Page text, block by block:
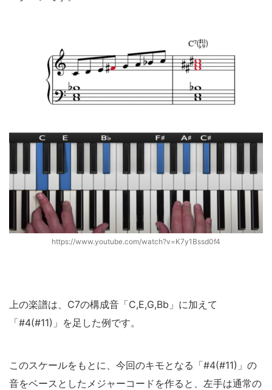
https://www.youtube.com/watch?v=K7y1Bssd0f4
上の楽譜は、C7の構成音「C,E,G,Bb」に加えて
「#4(#11)」を足した例です。
このスケールをもとに、今回のキモとなる「#4(#11)」の
音をベースとしたメジャーコードを作ると、左手は通常の